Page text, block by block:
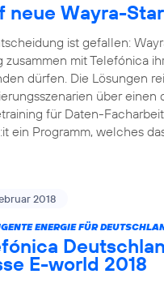
neue Wayra-
ist gefallen:
zusammen mit Telefónica
dürfen. Die Lösungen
über
für Daten-
ein Programm, welches
2018
ENERGIE FÜR
E-world 2018